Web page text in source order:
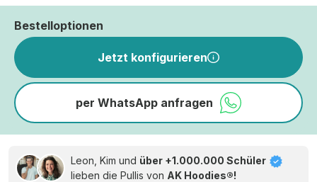
Bestelloptionen
Jetzt konfigurieren
per WhatsApp anfragen
Leon, Kim und über +1.000.000 Schüler
lieben die Pullis von AK Hoodies®!